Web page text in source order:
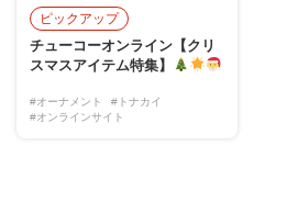
ピックアップ
チューコーオンライン【クリ
スマスアイテム特集】
#オーナメント
#トナカイ
#オンラインサイト